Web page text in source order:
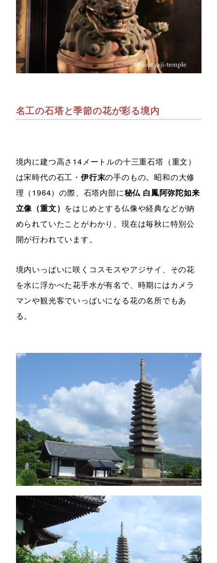
名工の石塔と季節の花が彩る境内
境内に建つ高さ14メートルの十三重石塔（重文）
は宋時代の石工・ 伊行末の手のもの。昭和の大修
理（1964）の際、石塔内部に秘仏 白鳳阿弥陀如来
立像（重文） をはじめとする仏像や経典などが納
められていたことがわかり、現在は毎秋に特別公
開が行われています。
境内いっぱいに咲くコスモスやアジサイ、その花
を水に浮かべた花手水が有名で、時期にはカメラ
マンや観光客でいっぱいになる花の名所でもあ
る。